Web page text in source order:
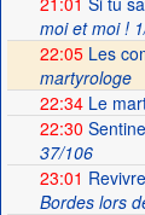
moi et moi !
22:05Les
martyrologe
22:34Le
22:30
37/106
23:01
Bordes lors